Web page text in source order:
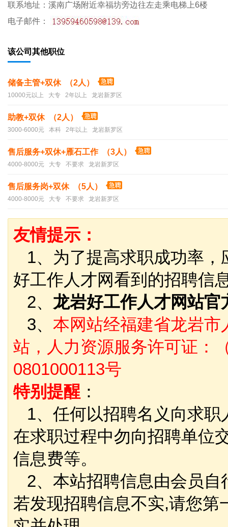
联系地址：溪南广场附近幸福坊旁边往左走乘电梯上6楼
电子邮件：
该公司其他职位
储备主管+双休 （2人）
10000元以上 大专 2年以上 龙岩新罗区
助教+双休 （2人）
3000-6000元 本科 2年以上 龙岩新罗区
售后服务+双休+雁石工作 （3人）
4000-8000元 大专 不要求 龙岩新罗区
售后服务岗+双休 （5人）
4000-8000元 大专 不要求 龙岩新罗区
友情提示：
1、为了提高求职成功率，
好工作人才网看到的招聘信
2、 龙岩好工作人才网站
3、 本网站经福建省龙岩
站，人力资源服务许可证：
0801000113号
特别提醒 ：
1、任何以招聘名义向求职
在求职过程中勿向招聘单位
信息费等。
2、本站招聘信息由会员自
若发现招聘信息不实,请您第